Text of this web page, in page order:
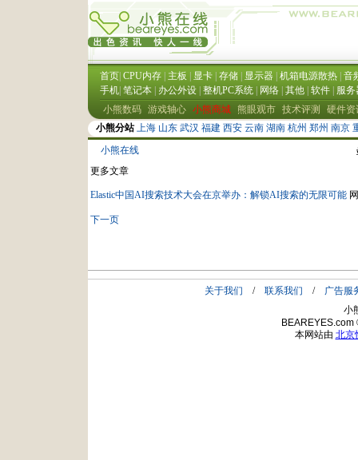
小熊在线
更多文章
​Elastic中国AI搜索技术大会在京举办：解锁AI搜索的无限可能
下一页